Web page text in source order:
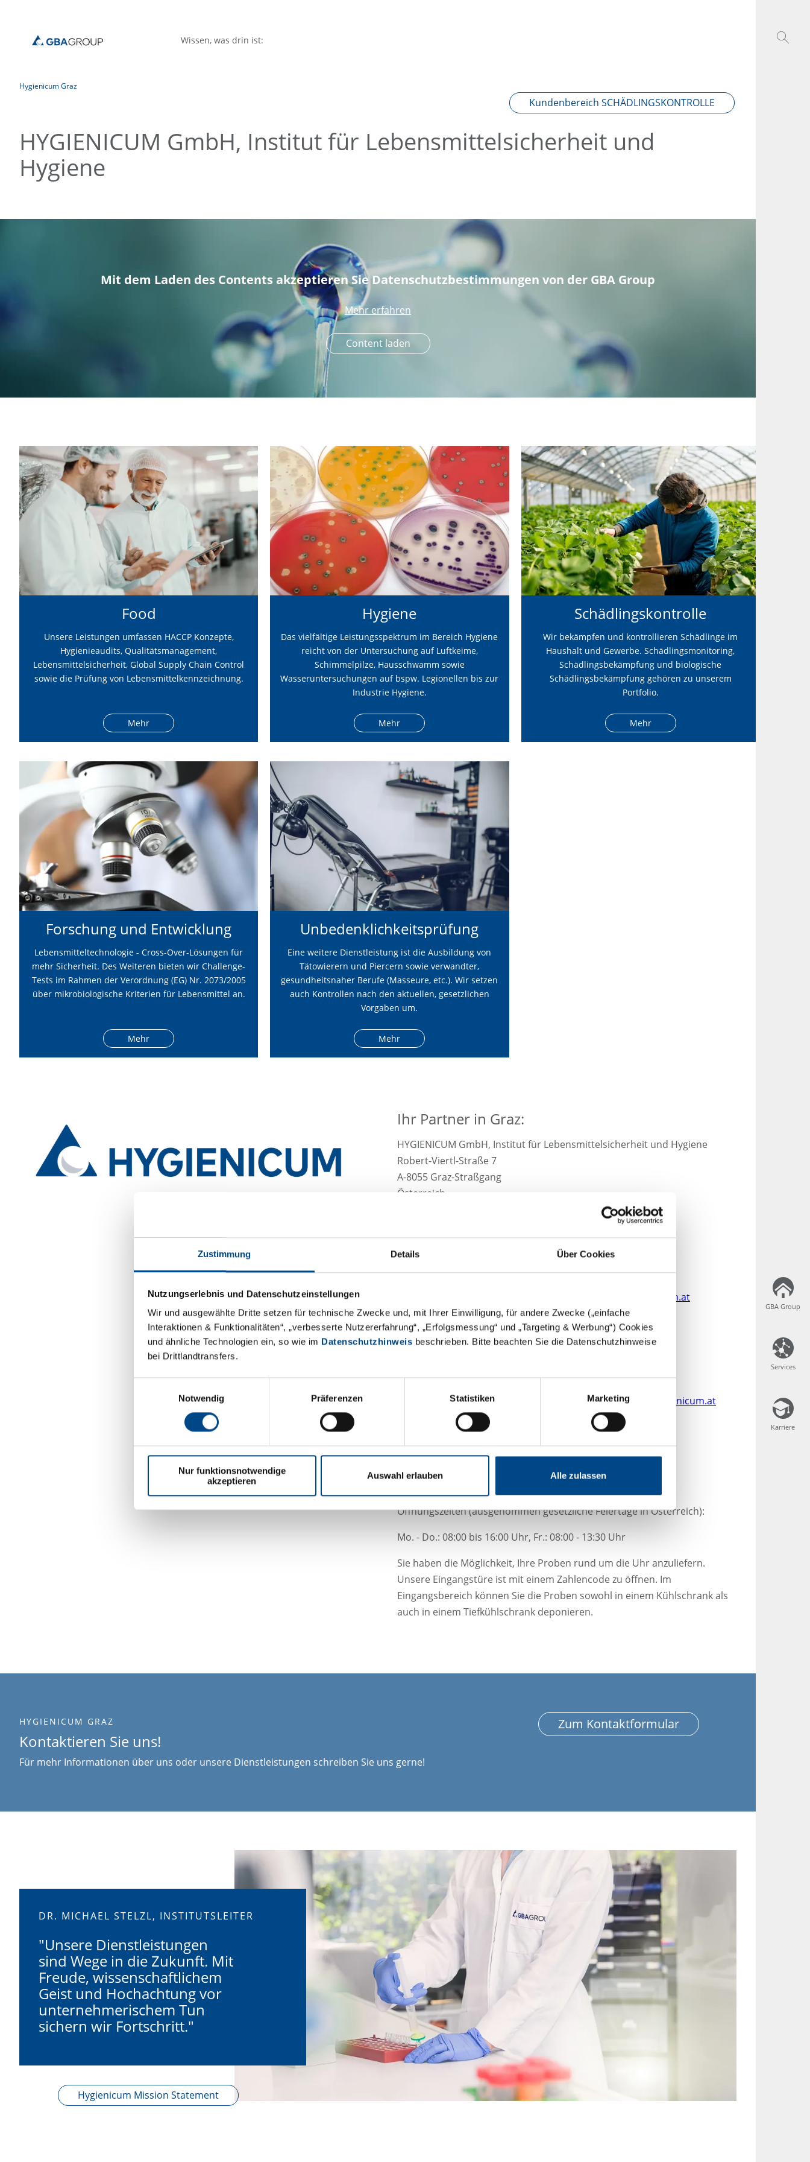
Zustimmung Details Über Cookies
Nutzungserlebnis und Datenschutzeinstellungen
Wir und ausgewählte Dritte setzen für technische Zwecke und, mit Ihrer Einwilligung, für andere Zwecke („einfache
Interaktionen & Funktionalitäten“, „verbesserte Nutzererfahrung“, „Erfolgsmessung“ und „Targeting & Werbung“) Cookies
und ähnliche Technologien ein, so wie im Datenschutzhinweis beschrieben. Bitte beachten Sie die Datenschutzhinweise
bei Drittlandtransfers.
Notwendig
Präferenzen Statistiken Marketing
Nur funktionsnotwendige
akzeptieren
Auswahl erlauben Alle zulassen
GBA Group
Services
Karriere
Wissen, was drin ist:
Hygienicum Graz
Kundenbereich SCHÄDLINGSKONTROLLE
HYGIENICUM GmbH, Institut für Lebensmittelsicherheit und
Hygiene
Mit dem Laden des Contents akzeptieren Sie Datenschutzbestimmungen von der GBA Group
Mehr erfahren
Content laden
Food
Unsere Leistungen umfassen HACCP Konzepte,
Hygienieaudits, Qualitätsmanagement,
Lebensmittelsicherheit, Global Supply Chain Control
sowie die Prüfung von Lebensmittelkennzeichnung.
Mehr
Hygiene
Das vielfältige Leistungsspektrum im Bereich Hygiene
reicht von der Untersuchung auf Luftkeime,
Schimmelpilze, Hausschwamm sowie
Wasseruntersuchungen auf bspw. Legionellen bis zur
Industrie Hygiene.
Mehr
Schädlingskontrolle
Wir bekämpfen und kontrollieren Schädlinge im
Haushalt und Gewerbe. Schädlingsmonitoring,
Schädlingsbekämpfung und biologische
Schädlingsbekämpfung gehören zu unserem
Portfolio.
Mehr
Forschung und Entwicklung
Lebensmitteltechnologie - Cross-Over-Lösungen für
mehr Sicherheit. Des Weiteren bieten wir Challenge-
Tests im Rahmen der Verordnung (EG) Nr. 2073/2005
über mikrobiologische Kriterien für Lebensmittel an.
Mehr
Unbedenklichkeitsprüfung
Eine weitere Dienstleistung ist die Ausbildung von
Tätowierern und Piercern sowie verwandter,
gesundheitsnaher Berufe (Masseure, etc.). Wir setzen
auch Kontrollen nach den aktuellen, gesetzlichen
Vorgaben um.
Mehr
Ihr Partner in Graz:
HYGIENICUM GmbH, Institut für Lebensmittelsicherheit und Hygiene
Robert-Viertl-Straße 7
A-8055 Graz-Straßgang
Österreich
Anfragen Angebote:angebote@hygienicum.at
probenabholung@hygienicum.at
Probenankündigungen:probeneingang@hygienicum.at
Anfragen Probenstatus:Probenstatus@hygienicum.at
Anfragen Schädlingsbekämpfung:sk-office@hygienicum.at
Anfragen Unbedenklichkeitsbescheinigung:inspektion@hygienicum.at
Allgemeine Anfragen:
office@hygienicum.at
Handelsregister: Graz FN385462g
UID-Nr. ATU 67452133
Öffnungszeiten (ausgenommen gesetzliche Feiertage in Österreich):
Mo. - Do.: 08:00 bis 16:00 Uhr, Fr.: 08:00 - 13:30 Uhr
Sie haben die Möglichkeit, Ihre Proben rund um die Uhr anzuliefern.
Unsere Eingangstüre ist mit einem Zahlencode zu öffnen. Im
Eingangsbereich können Sie die Proben sowohl in einem Kühlschrank als
auch in einem Tiefkühlschrank deponieren.
HYGIENICUM GRAZ
Kontaktieren Sie uns!
Für mehr Informationen über uns oder unsere Dienstleistungen schreiben Sie uns gerne!
Zum Kontaktformular
DR. MICHAEL STELZL, INSTITUTSLEITER
"Unsere Dienstleistungen
sind Wege in die Zukunft. Mit
Freude, wissenschaftlichem
Geist und Hochachtung vor
unternehmerischem Tun
sichern wir Fortschritt."
Hygienicum Mission Statement
GBA Group
Services
Karriere